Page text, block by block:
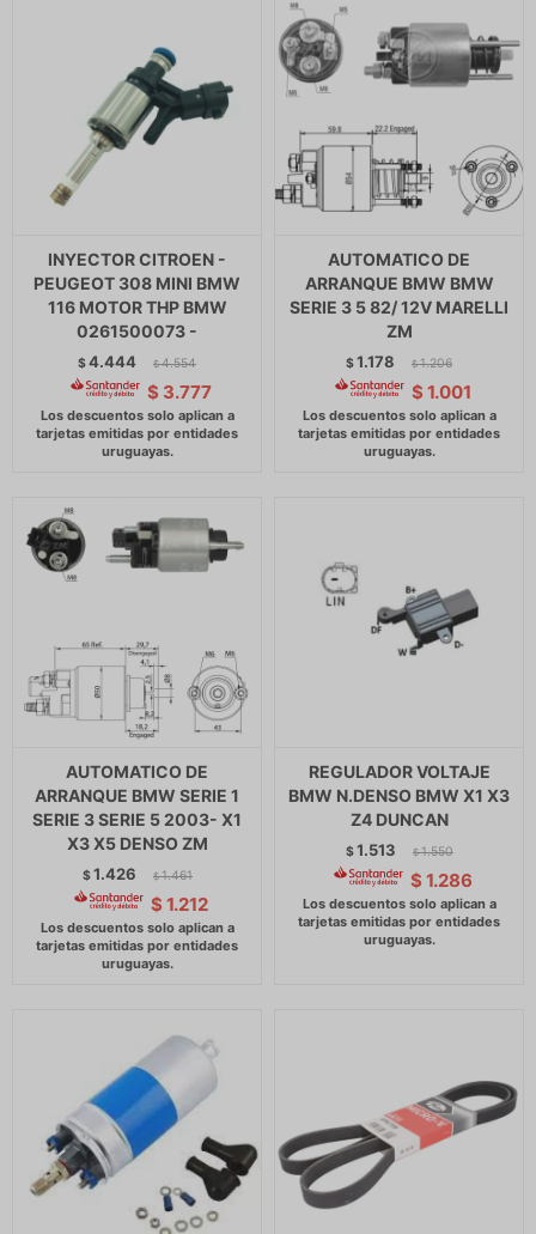
INYECTOR CITROEN -
PEUGEOT 308 MINI BMW
116 MOTOR THP BMW
0261500073 -
$4.444 $ 4.554
$ 3.777
AUTOMATICO DE
ARRANQUE BMW BMW
SERIE 3 5 82/ 12V MARELLI
ZM
$1.178 $ 1.206
$ 1.001
AUTOMATICO DE
ARRANQUE BMW SERIE 1
SERIE 3 SERIE 5 2003- X1
X3 X5 DENSO ZM
$1.426 $ 1.461
$ 1.212
REGULADOR VOLTAJE
BMW N.DENSO BMW X1 X3
Z4 DUNCAN
$1.513 $ 1.550
$ 1.286